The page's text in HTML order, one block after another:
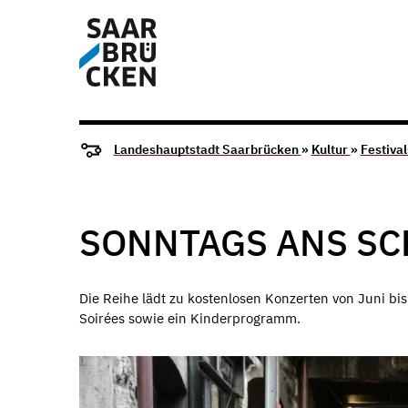
Landeshauptstadt Saarbrücken » Kultur »
SONNTAGS ANS
Die Reihe lädt zu kostenlosen Konzerten von Juni
Soirées sowie ein Kinderprogramm.